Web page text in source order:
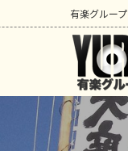
有楽グループ